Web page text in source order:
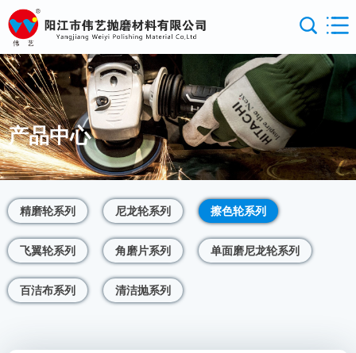
产品中心
精磨轮系列 尼龙轮系列 擦色轮系列
飞翼轮系列 角磨片系列 单面磨尼龙轮系列
百洁布系列 清洁抛系列